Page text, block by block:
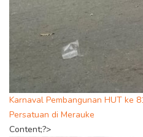
Karnaval Pembangunan HUT ke
Persatuan di Merauke
Content;?>